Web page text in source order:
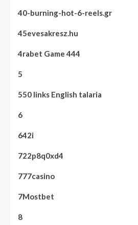
40-burning-hot-6-reels.gr
45evesakresz.hu
4rabet Game 444
5
550 links English talaria
6
642i
722p8q0xd4
777casino
7Mostbet
8